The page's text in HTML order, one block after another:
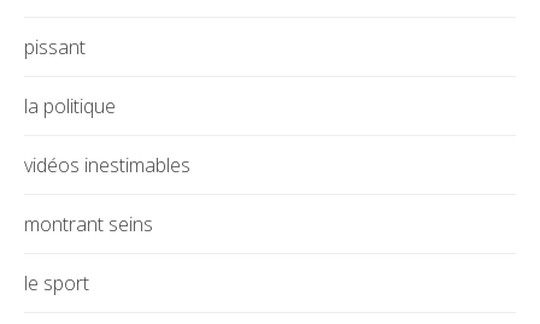
pissant
la politique
vidéos inestimables
montrant seins
le sport